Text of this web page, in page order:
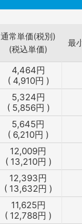
通常単価(税別)
(税込単価)
最
4,464円
( 4,910円 )
5,324円
( 5,856円 )
5,645円
( 6,210円 )
12,009円
( 13,210円 )
12,393円
( 13,632円 )
11,625円
( 12,788円 )